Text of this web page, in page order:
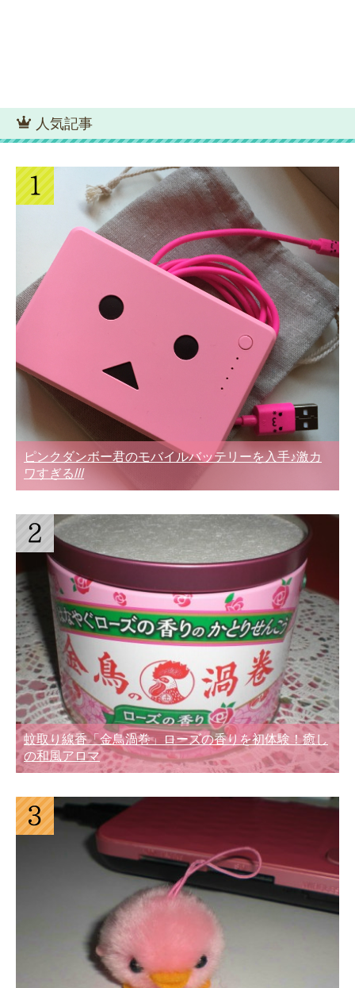
人気記事
ピンクダンボー君のモバイルバッテリーを入手♪激カ
ワすぎる///
蚊取り線香「金鳥渦巻」ローズの香りを初体験！癒し
の和風アロマ